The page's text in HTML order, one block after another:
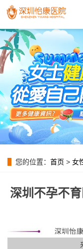
您的位置： 首页 > 女
深圳不孕不